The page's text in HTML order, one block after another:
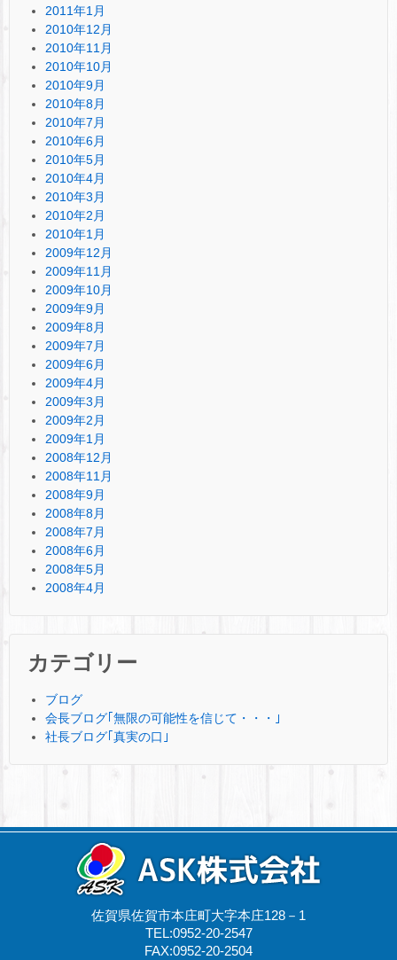
2011年1月
2010年12月
2010年11月
2010年10月
2010年9月
2010年8月
2010年7月
2010年6月
2010年5月
2010年4月
2010年3月
2010年2月
2010年1月
2009年12月
2009年11月
2009年10月
2009年9月
2009年8月
2009年7月
2009年6月
2009年4月
2009年3月
2009年2月
2009年1月
2008年12月
2008年11月
2008年9月
2008年8月
2008年7月
2008年6月
2008年5月
2008年4月
カテゴリー
ブログ
会長ブログ｢無限の可能性を信じて・・・｣
社長ブログ｢真実の口｣
佐賀県佐賀市本庄町大字本庄128－1
TEL:0952-20-2547
FAX:0952-20-2504